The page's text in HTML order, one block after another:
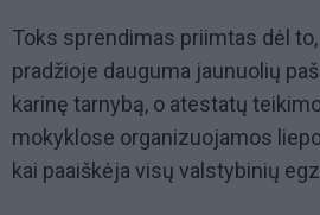
Toks sprendimas priimtas dėl
pradžioje dauguma jaunuolių
karinę tarnybą, o atestatų
mokyklose organizuojamos
kai paaiškėja visų valstybinių